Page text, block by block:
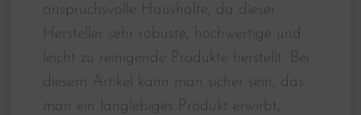
anspruchsvolle Haushalte, da dieser
Hersteller sehr robuste, hochwertige und
leicht zu reinigende Produkte herstellt. Bei
diesem Artikel kann man sicher sein, das
man ein langlebiges Produkt erwirbt,